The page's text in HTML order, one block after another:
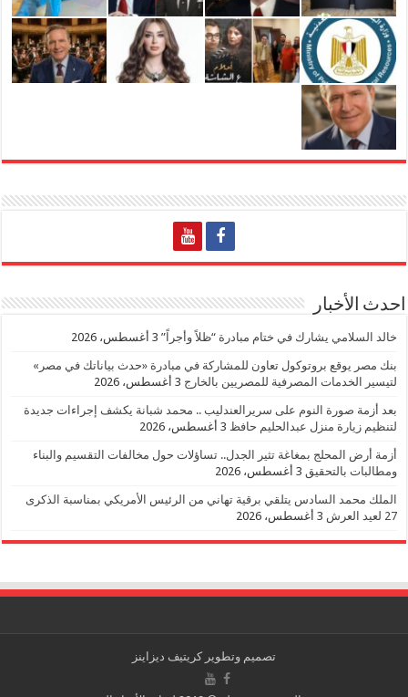
احدث الأخبار
خالد السلامي يشارك في ختام مبادرة “ظلاً وأجراً” 3 أغسطس، 2026
بنك مصر يوقع بروتوكول تعاون للمشاركة في مبادرة «حدث بياناتك في مصر»
لتيسير الخدمات المصرفية للمصريين بالخارج 3 أغسطس، 2026
بعد أزمة صورة النوم على سريرالعندليب .. محمد شبانة يكشف إجراءات جديدة
لتنظيم زيارة منزل عبدالحليم حافظ 3 أغسطس، 2026
أزمة أرض المحلج بمغاغة تثير الجدل.. تساؤلات حول مخالفات التقسيم والبناء
ومطالبات بالتحقيق 3 أغسطس، 2026
الملك محمد السادس يتلقي برقية تهاني من الرئيس الأمريكي بمناسبة الذكرى
27 لعيد العرش
3 أغسطس، 2026
تصميم وتطويركريتيف ديزاينز